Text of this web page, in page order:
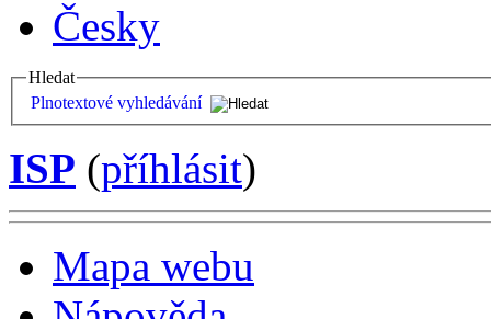
Česky
Hledat
Plnotextové vyhledávání
ISP (příhlásit)
Mapa webu